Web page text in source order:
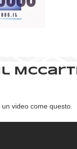
video come questo.